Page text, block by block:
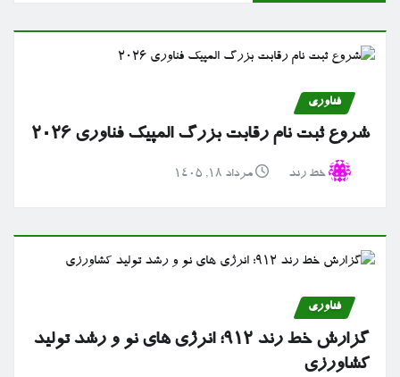
فناوری
شروع ثبت نام رقابت بزرگ المپیک فناوری ۲۰۲۶
خط رند مرداد ۱۸, ۱۴۰۵
فناوری
گزارش خط رند ۹۱۲؛ انرژی های نو و رشد تولید
کشاورزی